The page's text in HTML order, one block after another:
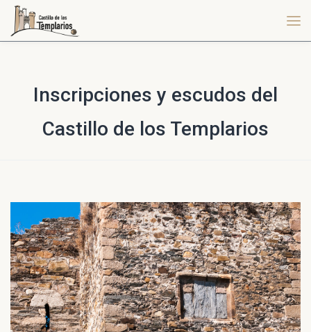
Inscripciones y escudos del
Castillo de los Templarios